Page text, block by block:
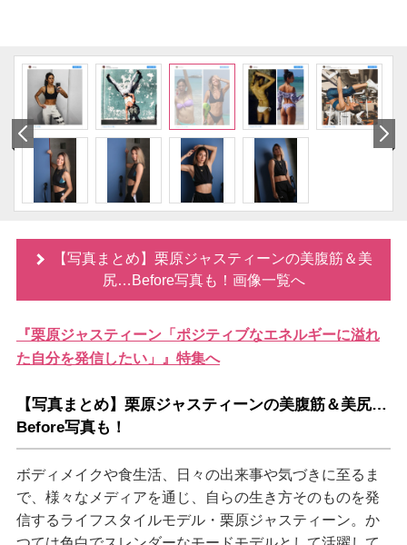
【写真まとめ】栗原ジャスティーンの美腹筋＆美
尻…Before写真も！画像一覧へ
『栗原ジャスティーン「ポジティブなエネルギーに溢れ
た自分を発信したい」』特集へ
【写真まとめ】栗原ジャスティーンの美腹筋＆美尻…
Before写真も！
ボディメイクや食生活、日々の出来事や気づきに至るま
で、様々なメディアを通じ、自らの生き方そのものを発
信するライフスタイルモデル・栗原ジャスティーン。か